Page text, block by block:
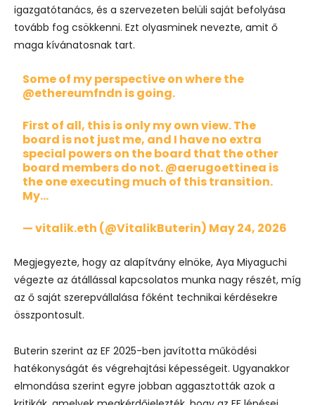
igazgatótanács, és a szervezeten belüli saját befolyása
tovább fog csökkenni. Ezt olyasminek nevezte, amit ő
maga kívánatosnak tart.
Some of my perspective on where the
@ethereumfndn is going.
First of all, this is only my own view. The
board is not just me, and I have no extra
special powers on the board that the other
board members do not.@aerugoettinea is
the one executing much of this transition.
My…
— vitalik.eth (@VitalikButerin) May 24, 2026
Megjegyezte, hogy az alapítvány elnöke, Aya Miyaguchi
végezte az átállással kapcsolatos munka nagy részét, míg
az ő saját szerepvállalása főként technikai kérdésekre
összpontosult.
Buterin szerint az EF 2025-ben javította működési
hatékonyságát és végrehajtási képességeit. Ugyanakkor
elmondása szerint egyre jobban aggasztották azok a